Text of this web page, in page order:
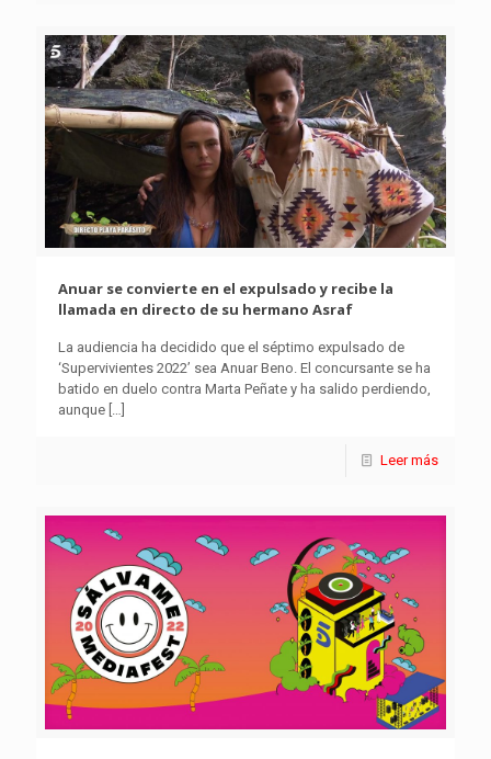
Anuar se convierte en el expulsado y recibe la
llamada en directo de su hermano Asraf
La audiencia ha decidido que el séptimo expulsado de
‘Supervivientes 2022’ sea Anuar Beno. El concursante se ha
batido en duelo contra Marta Peñate y ha salido perdiendo,
aunque […]
Leer más